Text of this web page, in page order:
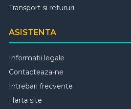
Transport si retururi
ASISTENTA
Informatii legale
Contacteaza-ne
Intrebari frecvente
Harta site